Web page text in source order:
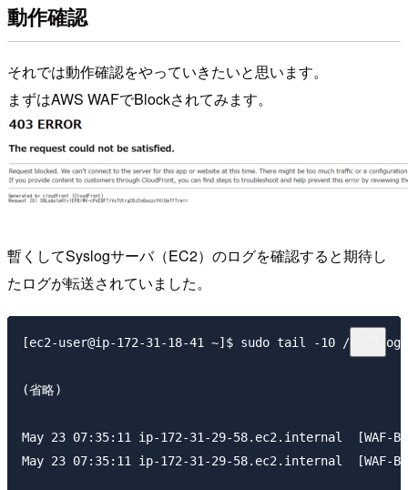
動作確認
それでは動作確認をやっていきたいと思います。
まずはAWS WAFでBlockされてみます。
暫くしてSyslogサーバ（EC2）のログを確認すると期待し
たログが転送されていました。
[ec2-user@ip-172-31-18-41 ~]$ sudo tail -10 /var/log/
(省略)
May 23 07:35:11 ip-172-31-29-58.ec2.internal  [WAF-
May 23 07:35:11 ip-172-31-29-58.ec2.internal  [WAF-